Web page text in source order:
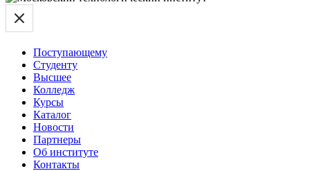
Поступающему
Студенту
Высшее
Колледж
Курсы
Каталог
Новости
Партнеры
Об институте
Контакты